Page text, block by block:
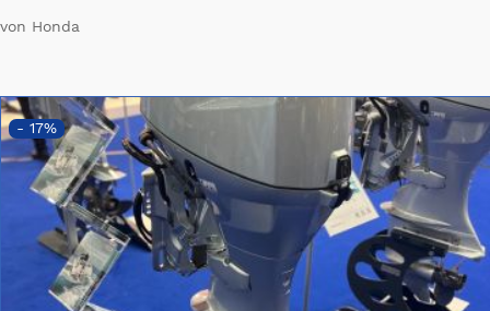
von Honda
- 17%